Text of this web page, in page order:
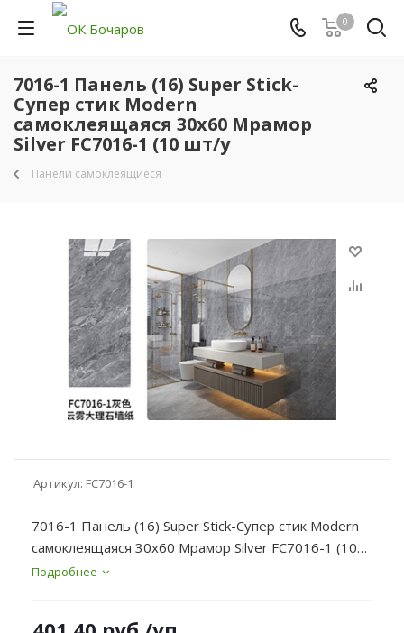
0
7016-1 Панель (16) Super Stick-
Супер стик Modern
самоклеящаяся 30х60 Мрамор
Silver FC7016-1 (10 шт/у
Панели самоклеящиеся
Артикул: FC7016-1
7016-1 Панель (16) Super Stick-Супер стик Modern
самоклеящаяся 30х60 Мрамор Silver FC7016-1 (10
шт/у
Подробнее